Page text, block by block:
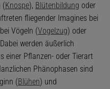
(Knospe), Blütenbildung oder
fliegender Imagines bei
Vögeln (Vogelzug) oder
werden äußerlich
einer Pflanzen- oder Tierart
Phänophasen sind
(Blühen) und